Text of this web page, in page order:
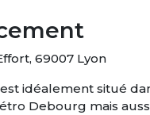
69007 Lyon
idéalement situé
Debourg mais